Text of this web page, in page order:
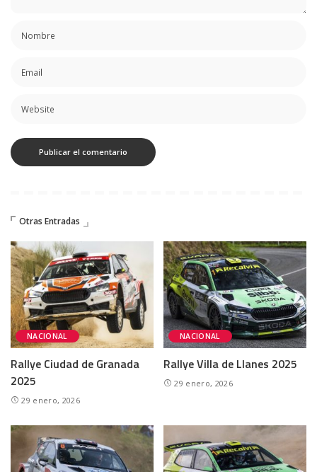
Otras Entradas
NACIONAL
Rallye Ciudad de Granada
2025
29 enero, 2026
NACIONAL
Rallye Villa de Llanes 2025
29 enero, 2026